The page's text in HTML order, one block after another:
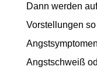
Dann werden
Vorstellungen
Angstschweiß